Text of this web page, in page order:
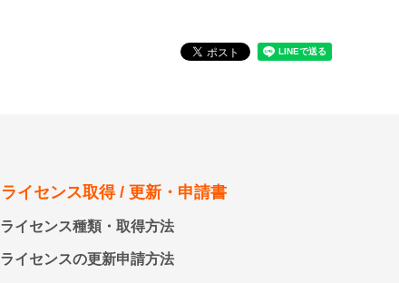
ライセンス取得 / 更新・申請書
ライセンス種類・取得方法
ライセンスの更新申請方法